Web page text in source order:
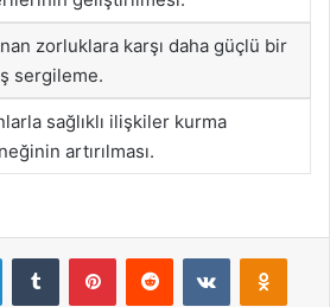
zorluklara karşı daha güçlü bir
sergileme.
sağlıklı ilişkiler kurma
artırılması.
LinkedInTumblr PinterestReddit VKontakte